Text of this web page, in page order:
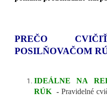
PREČO
POSILŇOVAČOM
IDEÁLNE NA
RÚK - Pravidelné